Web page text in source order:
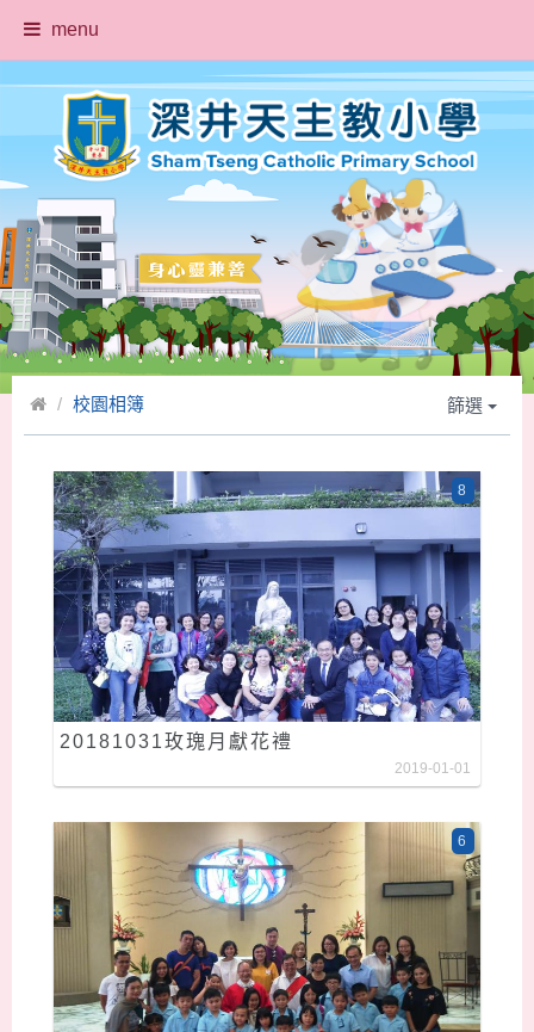
menu
校園相簿 篩選
20181031玫瑰月獻花禮
8
2019-01-01
6